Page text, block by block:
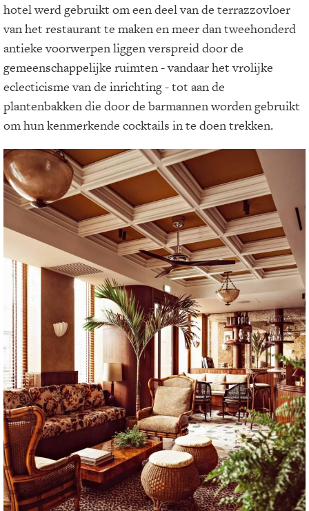
hotel werd gebruikt om een deel van de terrazzovloer
van het restaurant te maken en meer dan tweehonderd
antieke voorwerpen liggen verspreid door de
gemeenschappelijke ruimten - vandaar het vrolijke
eclecticisme van de inrichting - tot aan de
plantenbakken die door de barmannen worden gebruikt
om hun kenmerkende cocktails in te doen trekken.